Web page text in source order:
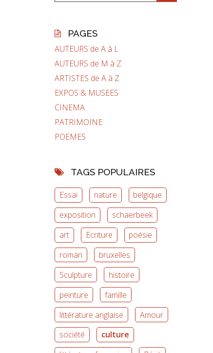
PAGES
AUTEURS de A à L
AUTEURS de M à Z
ARTISTES de A à Z
EXPOS & MUSEES
CINEMA
PATRIMOINE
POEMES
TAGS POPULAIRES
Essai nature
belgique
exposition
schaerbeek
art
Ecriture
poésie
roman
bruxelles
Sculpture
histoire
peinture
famille
littérature anglaise
Amour
société
culture